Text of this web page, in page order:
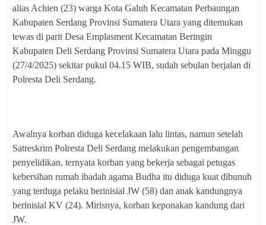
alias Achien (23) warga Kota Galuh Kecamatan Perbaungan
Kabupaten Serdang Provinsi Sumatera Utara yang ditemukan
tewas di parit Desa Emplasment Kecamatan Beringin
Kabupaten Deli Serdang Provinsi Sumatera Utara pada Minggu
(27/4/2025) sekitar pukul 04.15 WIB, sudah sebulan berjalan di
Polresta Deli Serdang.
Awalnya korban diduga kecelakaan lalu lintas, namun setelah
Satreskrim Polresta Deli Serdang melakukan pengembangan
penyelidikan, ternyata korban yang bekerja sebagai petugas
kebersihan rumah ibadah agama Budha itu diduga kuat dibunuh
yang terduga pelaku berinisial JW (58) dan anak kandungnya
berinisial KV (24). Mirisnya, korban keponakan kandung dari
JW.